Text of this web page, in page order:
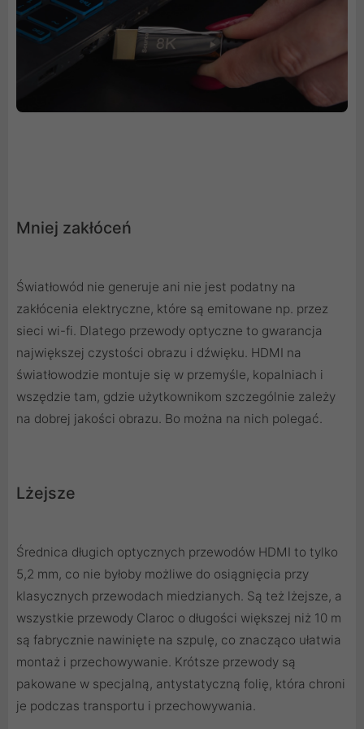
Mniej zakłóceń
Światłowód nie generuje ani nie jest podatny na
zakłócenia elektryczne, które są emitowane np. przez
sieci wi-fi. Dlatego przewody optyczne to gwarancja
największej czystości obrazu i dźwięku. HDMI na
światłowodzie montuje się w przemyśle, kopalniach i
wszędzie tam, gdzie użytkownikom szczególnie zależy
na dobrej jakości obrazu. Bo można na nich polegać.
Lżejsze
Średnica długich optycznych przewodów HDMI to tylko
5,2 mm, co nie byłoby możliwe do osiągnięcia przy
klasycznych przewodach miedzianych. Są też lżejsze, a
wszystkie przewody Claroc o długości większej niż 10 m
są fabrycznie nawinięte na szpulę, co znacząco ułatwia
montaż i przechowywanie. Krótsze przewody są
pakowane w specjalną, antystatyczną folię, która chroni
je podczas transportu i przechowywania.